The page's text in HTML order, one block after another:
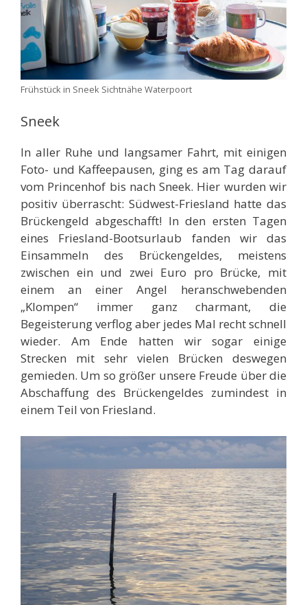
Frühstück in Sneek Sichtnähe Waterpoort
Sneek
In aller Ruhe und langsamer Fahrt, mit einigen
Foto- und Kaffeepausen, ging es am Tag darauf
vom Princenhof bis nach Sneek. Hier wurden wir
positiv überrascht: Südwest-Friesland hatte das
Brückengeld abgeschafft! In den ersten Tagen
eines Friesland-Bootsurlaub fanden wir das
Einsammeln des Brückengeldes, meistens
zwischen ein und zwei Euro pro Brücke, mit
einem an einer Angel heranschwebenden
„Klompen“ immer ganz charmant, die
Begeisterung verflog aber jedes Mal recht schnell
wieder. Am Ende hatten wir sogar einige
Strecken mit sehr vielen Brücken deswegen
gemieden. Um so größer unsere Freude über die
Abschaffung des Brückengeldes zumindest in
einem Teil von Friesland.